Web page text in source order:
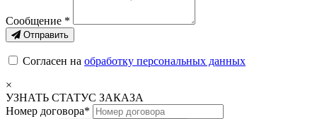
Сообщение *
Отправить
Согласен на обработку персональных данных
×
УЗНАТЬ СТАТУС ЗАКАЗА
Номер договора*